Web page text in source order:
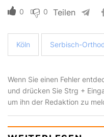
0 0 Teilen
Köln Serbisch-
Wenn Sie einen Fehler
und drücken Sie Strg +
um ihn der Redaktion zu